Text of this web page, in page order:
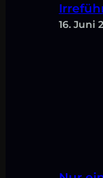
16. Juni